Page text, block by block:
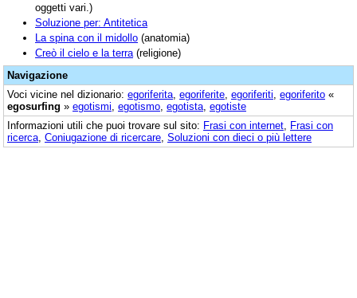
oggetti vari.)
Soluzione per: Antitetica
La spina con il midollo (anatomia)
Creò il cielo e la terra (religione)
Navigazione
Voci vicine nel dizionario: egoriferita egoriferite egoriferiti egoriferito «
egosurfing » egotismi egotismo egotista egotiste
Informazioni utili che puoi trovare sul sito: Frasi con internet Frasi con
ricerca Coniugazione di ricercare Soluzioni con dieci o più lettere